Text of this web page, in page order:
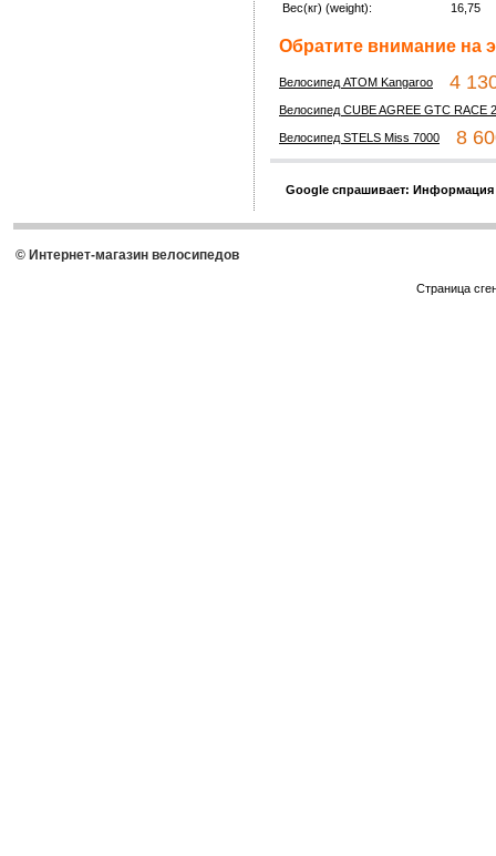
Вес(кг) (weight):
16,75
Обратите внимание на
Велосипед ATOM Kangaroo 4
Велосипед CUBE AGREE GTC RACE
Велосипед STELS Miss 7000 8
Google спрашивает:
© Интернет-магазин велосипедов
Страница